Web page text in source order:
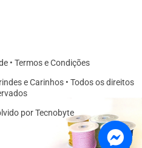
• Termos e Condições
e Carinhos • Todos os direitos
por Tecnobyte